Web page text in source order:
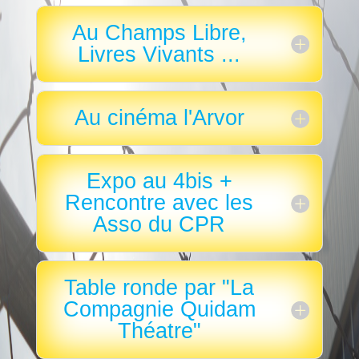
Au Champs Libre,
Livres Vivants ...
Au cinéma l'Arvor
Expo au 4bis +
Rencontre avec les
Asso du CPR
Table ronde par "La
Compagnie Quidam
Théatre"